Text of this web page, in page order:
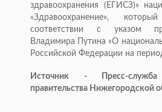
здравоохранения (ЕГИСЗ)»
«Здравоохранение»,
соответствии с указом
Владимира Путина «О
Российской Федерации на
Источник - Пресс-
правительства Нижегородской